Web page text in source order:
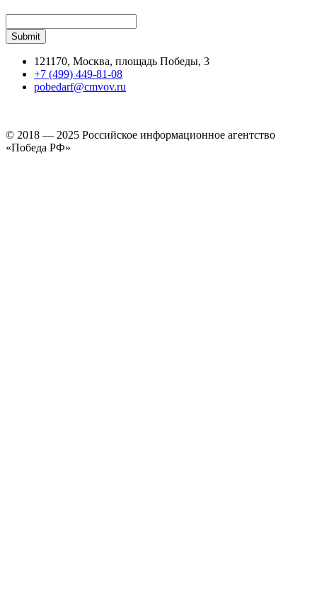
121170, Москва, площадь Победы, 3
+7 (499) 449-81-08
pobedarf@cmvov.ru
© 2018 — 2025 Российское информационное агентство
«Победа РФ»